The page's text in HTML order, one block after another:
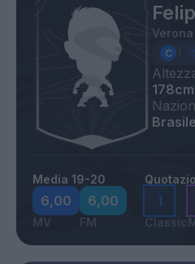
Verona
178cm
Media 19-20
6,00
MV
6,00
FM
1
Classic